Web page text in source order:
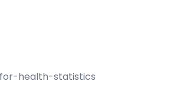
health-statistics